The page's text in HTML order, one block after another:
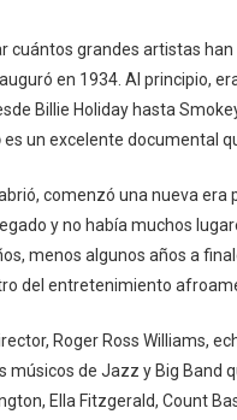
cuántos grandes artistas
en 1934. Al principio,
Billie Holiday hasta
es un excelente documental
comenzó una nueva
y no había muchos
menos algunos años a
del entretenimiento
Roger Ross Williams,
músicos de Jazz y Big Band
Ella Fitzgerald, Count